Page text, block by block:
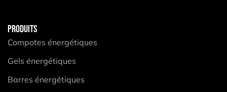
PRODUITS
Compotes énergétiques
Gels énergétiques
Barres énergétiques